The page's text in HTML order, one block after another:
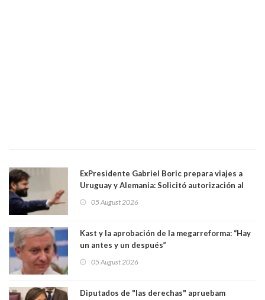
ExPresidente Gabriel Boric prepara viajes a
Uruguay y Alemania: Solicitó autorización al
05 August 2026
Kast y la aprobación de la megarreforma: “Hay
un antes y un después”
05 August 2026
Diputados de "las derechas" apruebam